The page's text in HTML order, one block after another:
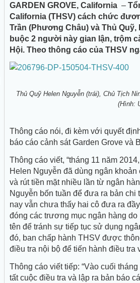
GARDEN GROVE, California –
California (THSV) cách chức
Trần (Phương Châu) và Thủ
buộc 2 người này gian lận, trộm
Hội. Theo thông cáo của THSV
Thủ Quỹ Helen Nguyễn (trái), Chủ Tịch
(Hình:
Thông cáo nói, đi kèm với quyết
báo cáo cảnh sát Garden Grove và
Thông cáo viết, “tháng 11 năm
Helen Nguyễn đã dùng ngân
và rút tiền mặt nhiều lần từ ngân
Nguyễn bốn tuần để đưa ra bản chi
nay vẫn chưa thấy hai cô đưa ra
đóng các trương mục ngân hàng
tên để tránh sự tiếp tục sử dụng
đó, ban chấp hành THSV được
điều tra nội bộ để tiến hành điều tra
Thông cáo viết tiếp: “Vào cuối
tất cuộc điều tra và lập ra bản báo